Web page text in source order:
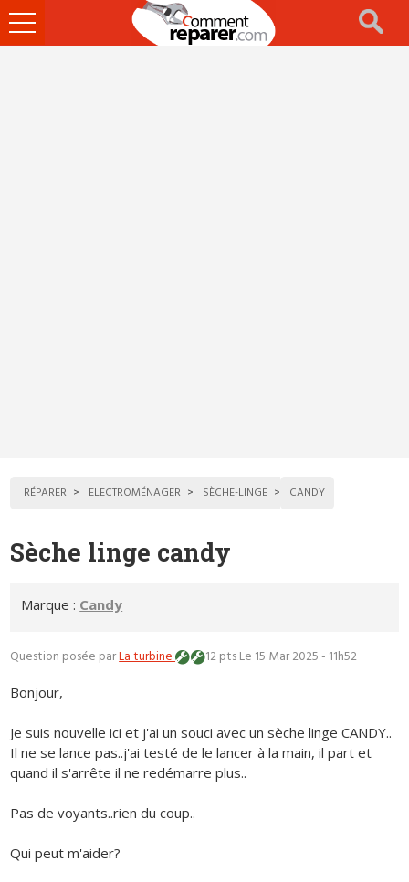
Ouvrir
le
RÉPARER ELECTROMÉNAGER SÈCHE-LINGE CANDY
Sèche linge candy
Marque : Candy
Question posée parLa turbine 12 ptsLe 15 Mar 2025 - 11h52
Bonjour,
Je suis nouvelle ici et j'ai un souci avec un sèche linge CANDY..
Il ne se lance pas..j'ai testé de le lancer à la main, il part et
quand il s'arrête il ne redémarre plus..
Pas de voyants..rien du coup..
Qui peut m'aider?